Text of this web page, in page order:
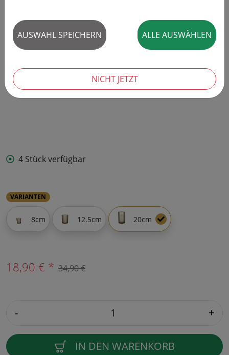
4 Stück verfügbar
VARIANTEN
8cm 12.5cm 20cm
18,90 € * 34,90 €
- +
IN DEN WARENKORB
AUSWAHL SPEICHERN ALLE AUSWÄHLEN
NICHT JETZT